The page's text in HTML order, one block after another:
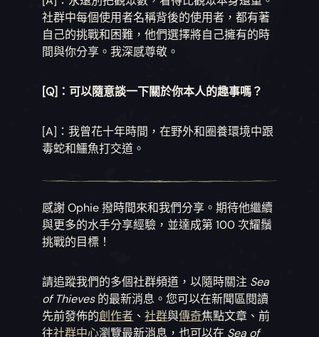
社群中每個使用者名稱背後的使用者，都有著
自己的挑戰和困難，他們選擇將自己擁有的時
間與你分享。我深感尊敬。
[Q]：可以隨意談一下關於你本人的趣事嗎？
[A]：我曾花十年時間，在野外和圈養環境中跟
毒蛇和鱷魚打交道。
感謝 Ophie 撥時間來和我們分享。期待他繼續
與更多的水手分享經驗，並達成第 100 次耀鬚
挑戰的目標！
請追蹤我們的多個社群頻道，以隨時關注 Sea
of Thieves的最新消息。您可以在新聞區閱讀
先前發佈的創作者 、社群與傳奇焦點文章、前
往社群中心瀏覽最新消息，也可以在 Sea of